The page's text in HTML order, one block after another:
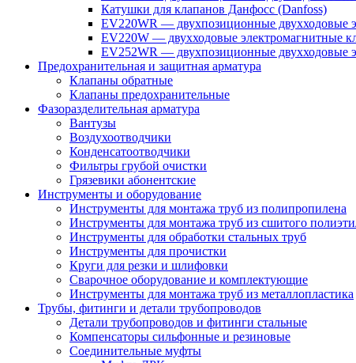
Катушки для клапанов Данфосс (Danfoss)
EV220WR — двухпозиционные двухходовые
EV220W — двухходовые электромагнитные
EV252WR — двухпозиционные двухходовые
Предохранительная и защитная арматура
Клапаны обратные
Клапаны предохранительные
Фазоразделительная арматура
Вантузы
Воздухоотводчики
Конденсатоотводчики
Фильтры грубой очистки
Грязевики абонентские
Инструменты и оборудование
Инструменты для монтажа труб из полипропилена
Инструменты для монтажа труб из сшитого
Инструменты для обработки стальных труб
Инструменты для прочистки
Круги для резки и шлифовки
Сварочное оборудование и комплектующие
Инструменты для монтажа труб из металлопластика
Трубы, фитинги и детали трубопроводов
Детали трубопроводов и фитинги стальные
Компенсаторы сильфонные и резиновые
Соединительные муфты